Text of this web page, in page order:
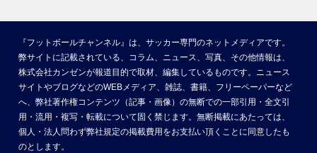
『フットボールチャンネル』は、サッカー専門のネットメディアです。
弊サイトに記載されている、コラム、ニュース、写真、その他情報は、
株式会社カンゼンが報道目的で取材、編集しているものです。ニュース
サイトやブログなどのWEBメディア、雑誌、書籍、フリーペーパーなど
へ、弊社著作権コンテンツ（記事・画像）の無断での一部引用・全文引
用・流用・複写・転載について固く禁じます。無断掲載にあたっては、
個人・法人問わず弊社規定の掲載費用をお支払い頂くことに同意したも
のとします。